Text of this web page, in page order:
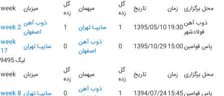
week
میزبان
گل
زده
میهمان
گل
زده
تاریخ زمان
محل برگزاری
week 2 ذوب آهن
اصفهان
1 سايپـا تهران 1 1395/05/1019:30ذوب آهن
فولادشهر
week
17
سايپـا تهران 0
ذوب آهن
اصفهان
0 1395/10/2915:00پاس قوامین
لیگ 9495
week
میزبان
گل
زده
میهمان
گل
زده
تاریخ زمان
محل برگزاری
week 8 سايپـا تهران 0
ذوب آهن
1 1394/07/2415:45پاس قوامین